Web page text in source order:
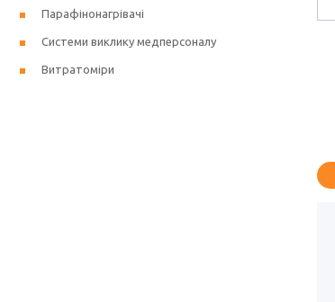
Парафінонагрівачі
Системи виклику медперсоналу
Витратоміри